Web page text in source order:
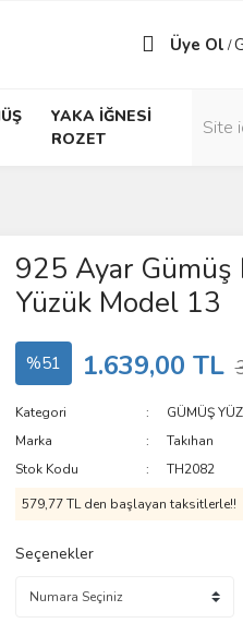
Üye Ol /
YAKA İĞNESİ
ROZET
925 Ayar Gümüş
Yüzük Model 13
%51 1.639,00 TL
Kategori
GÜMÜŞ
Marka
Takıhan
Stok Kodu
TH2082
579,77 TL den başlayan taksitlerle!!
Seçenekler